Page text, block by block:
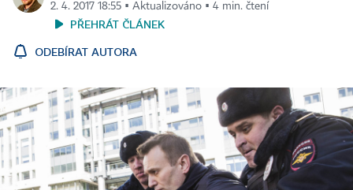
2. 4. 2017 18:55 ▪ Aktualizováno ▪ 4 min. čtení
PŘEHRÁT ČLÁNEK
ODEBÍRAT AUTORA